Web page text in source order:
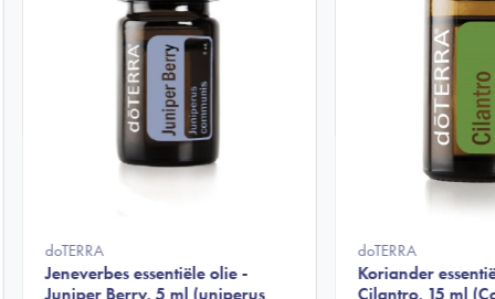
doTERRA
Jeneverbes essentiële olie -
Juniper Berry, 5 ml (uniperus
doTERRA
Koriander
Cilantro, 15 ml